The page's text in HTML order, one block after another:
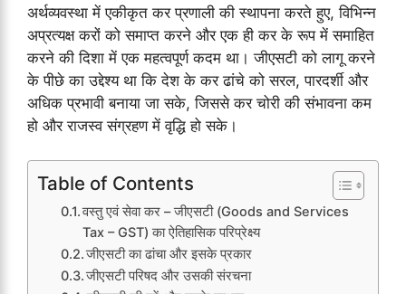
अर्थव्यवस्था में एकीकृत कर प्रणाली की स्थापना करते हुए, विभिन्न
अप्रत्यक्ष करों को समाप्त करने और एक ही कर के रूप में समाहित
करने की दिशा में एक महत्वपूर्ण कदम था। जीएसटी को लागू करने
के पीछे का उद्देश्य था कि देश के कर ढांचे को सरल, पारदर्शी और
अधिक प्रभावी बनाया जा सके, जिससे कर चोरी की संभावना कम
हो और राजस्व संग्रहण में वृद्धि हो सके।
Table of Contents
वस्तु एवं सेवा कर – जीएसटी (Goods and Services
Tax – GST) का ऐतिहासिक परिप्रेक्ष्य
जीएसटी का ढांचा और इसके प्रकार
जीएसटी परिषद और उसकी संरचना